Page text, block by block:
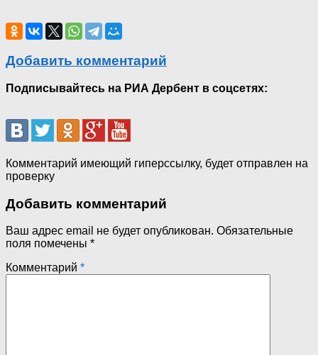
Добавить комментарий
Подписывайтесь на РИА Дербент в соцсетях:
Комментарий имеющий гиперссылку, будет отправлен на
проверку
Добавить комментарий
Ваш адрес email не будет опубликован. Обязательные
поля помечены *
Комментарий *